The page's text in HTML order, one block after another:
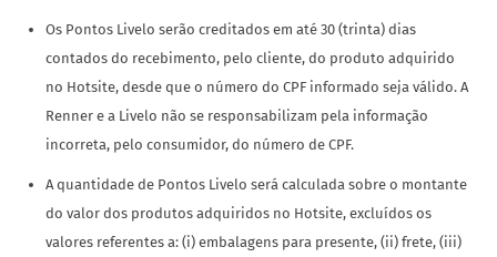
Os Pontos Livelo serão creditados em até 30 (trinta) dias
contados do recebimento, pelo cliente, do produto adquirido
no Hotsite, desde que o número do CPF informado seja válido. A
Renner e a Livelo não se responsabilizam pela informação
incorreta, pelo consumidor, do número de CPF.
A quantidade de Pontos Livelo será calculada sobre o montante
do valor dos produtos adquiridos no Hotsite, excluídos os
valores referentes a: (i) embalagens para presente, (ii) frete, (iii)